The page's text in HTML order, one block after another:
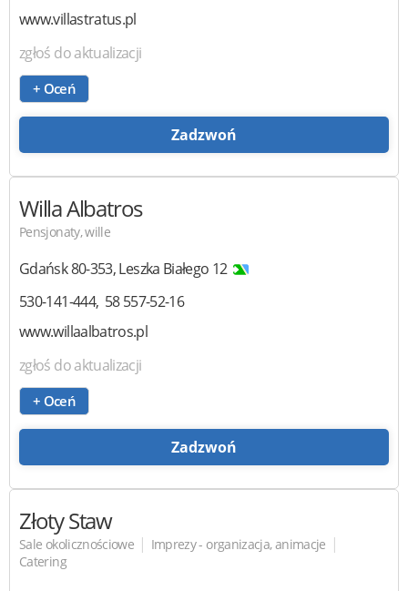
www.villastratus.pl
zgłoś do aktualizacji
+ Oceń
Zadzwoń
Willa Albatros
Pensjonaty, wille
Gdańsk80-353,Leszka Białego 12
530-141-444 58 557-52-16
www.willaalbatros.pl
zgłoś do aktualizacji
+ Oceń
Zadzwoń
Złoty Staw
Sale okolicznościowe | Imprezy - organizacja, animacje |
Catering